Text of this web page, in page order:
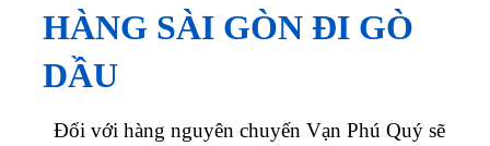
HÀNG SÀI GÒN ĐI GÒ
DẦU
Đối với hàng nguyên chuyến Vạn Phú Quý sẽ